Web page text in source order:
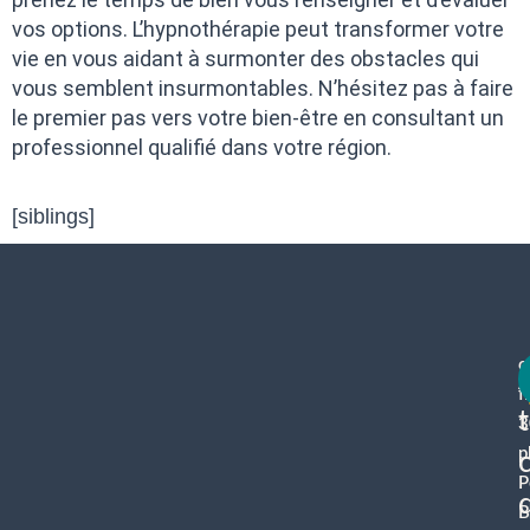
vos options. L’hypnothérapie peut transformer votre
vie en vous aidant à surmonter des obstacles qui
vous semblent insurmontables. N’hésitez pas à faire
le premier pas vers votre bien-être en consultant un
professionnel qualifié dans votre région.
[siblings]